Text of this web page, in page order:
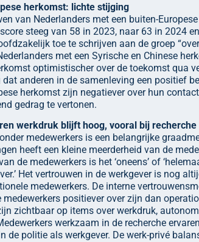
herkomst: lichte stijging
van Nederlanders met een buiten-
steeg van 58 in 2023, naar 63 in 2024
toe te schrijven aan de groep
met een Syrische en Chinese
optimistischer over de toekomst qua
anderen in de samenleving een positief
herkomst zijn negatiever over hun
gedrag te vertonen.
werkdruk blijft hoog, vooral bij recherche
medewerkers is een belangrijke
heeft een kleine meerderheid van de
de medewerkers is het ‘oneens’ of
Het vertrouwen in de werkgever is nog
medewerkers. De interne
medewerkers positiever over zijn dan
zichtbaar op items over werkdruk,
werkzaam in de recherche
de politie als werkgever. De werk-privé